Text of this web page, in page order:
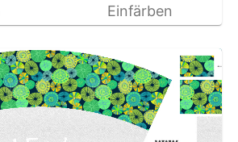
Einfärben